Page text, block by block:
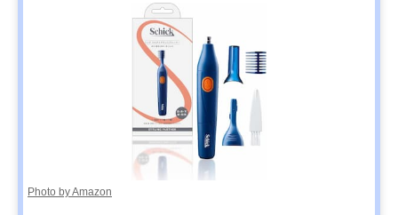
Photo by Amazon